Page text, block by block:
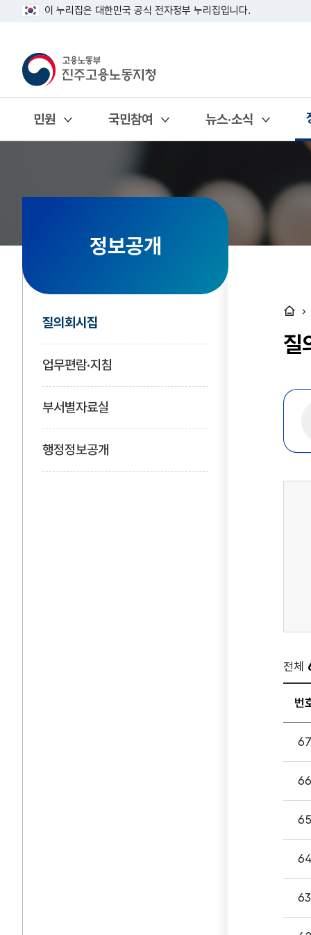
이 누리집은 대한민국 공식 전자정부 누리집입니다.
민원
열기
국민참여
열기
뉴스·소식
열기
정보공개
질의회시집
업무편람·지침
부서별자료실
행정정보공개
질
전체
게시판
입니
번호,
제목,
첨부
등록일,
있습
번
67
66
65
64
63